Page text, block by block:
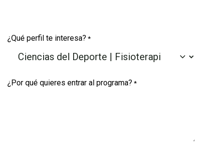
¿Qué perfil te interesa? *
¿Por qué quieres entrar al programa? *